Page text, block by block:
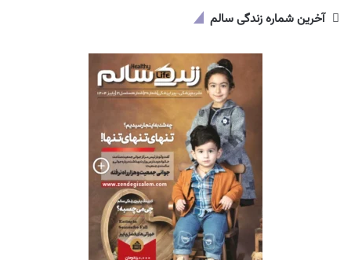
آخرین شماره زندگی سالم